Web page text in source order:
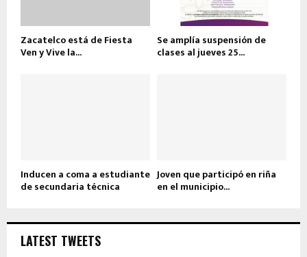
Zacatelco está de Fiesta
Ven y Vive la...
Se amplía suspensión de
clases al jueves 25...
Inducen a coma a estudiante
de secundaria técnica
Joven que participó en riña
en el municipio...
LATEST TWEETS